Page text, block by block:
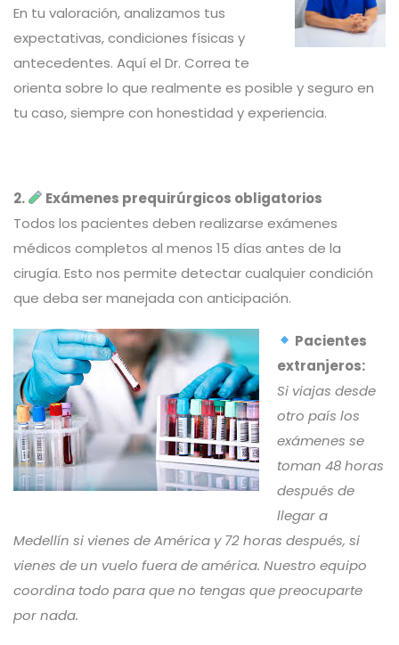
En tu valoración, analizamos tus
expectativas, condiciones físicas y
antecedentes. Aquí el Dr. Correa te
orienta sobre lo que realmente es posible y seguro en
tu caso, siempre con honestidad y experiencia.
2.
Exámenes prequirúrgicos obligatorios
Todos los pacientes deben realizarse exámenes
médicos completos al menos 15 días antes de la
cirugía. Esto nos permite detectar cualquier condición
que deba ser manejada con anticipación.
Pacientes
extranjeros:
Si viajas desde
otro país los
exámenes se
toman 48 horas
después de
llegar a
Medellín si vienes de América y 72 horas después, si
vienes de un vuelo fuera de américa. Nuestro equipo
coordina todo para que no tengas que preocuparte
por nada.